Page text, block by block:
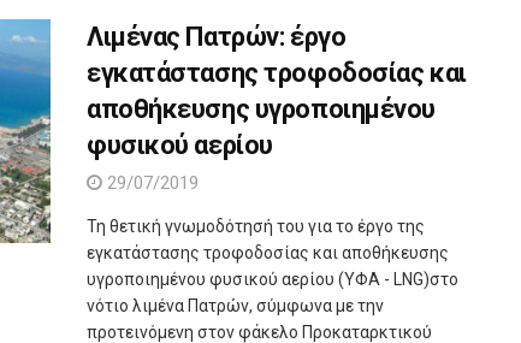
Λιμένας Πατρών: έργο
εγκατάστασης τροφοδοσίας και
αποθήκευσης υγροποιημένου
φυσικού αερίου
29/07/2019
Τη θετική γνωμοδότησή του για το έργο της
εγκατάστασης τροφοδοσίας και αποθήκευσης
υγροποιημένου φυσικού αερίου (ΥΦΑ - LNG)στο
νότιο λιμένα Πατρών, σύμφωνα με την
προτεινόμενη στον φάκελο Προκαταρκτικού